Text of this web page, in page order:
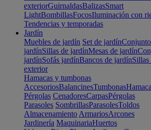
exteriorGuirnaldasBalizasSmart
LightBombillasFocosIluminación con
Tendencias y temporadas
Jardín
Muebles de jardín Set de jardín
jardínSillas de jardínMesas de jardín
jardínSofás jardínBancos de jardínSillas
exterior
Hamacas y tumbonas
AccesoriosBalancinesTumbonas
Pérgolas CenadoresCarpasPérgolas
Parasoles SombrillasParasolesToldos
Almacenamiento ArmariosArcones
Jardinería MaquinariaHuertos